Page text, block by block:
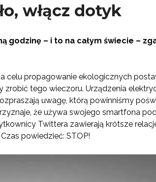
włącz dotyk
godzinę – i to na całym świecie –
celu propagowanie ekologicznych
tego wieczoru. Urządzenia
uwagę, którą powinniśmy
że używa swojego smartfona
Twittera zawierają krótsze
powiedzieć: STOP!